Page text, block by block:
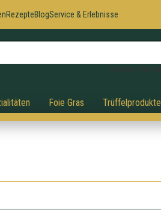
RezepteBlogService & Erlebnisse
Foie Gras Trüffelprodukte